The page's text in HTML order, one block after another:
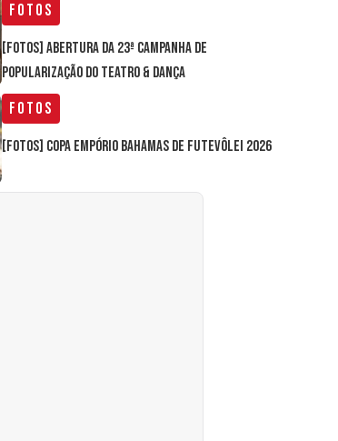
Fotos
[FOTOS] Abertura da 23ª Campanha de
Popularização do Teatro & Dança
Fotos
[FOTOS] Copa Empório Bahamas de Futevôlei 2026